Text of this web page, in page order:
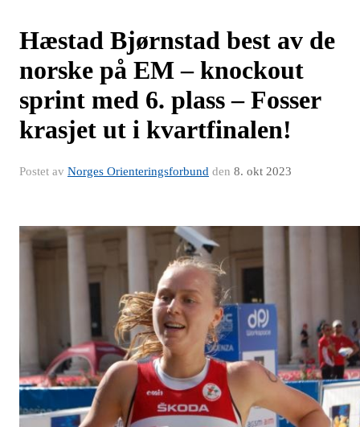
Hæstad Bjørnstad best av de
norske på EM – knockout
sprint med 6. plass – Fosser
krasjet ut i kvartfinalen!
Postet av Norges Orienteringsforbund den 8. okt 2023